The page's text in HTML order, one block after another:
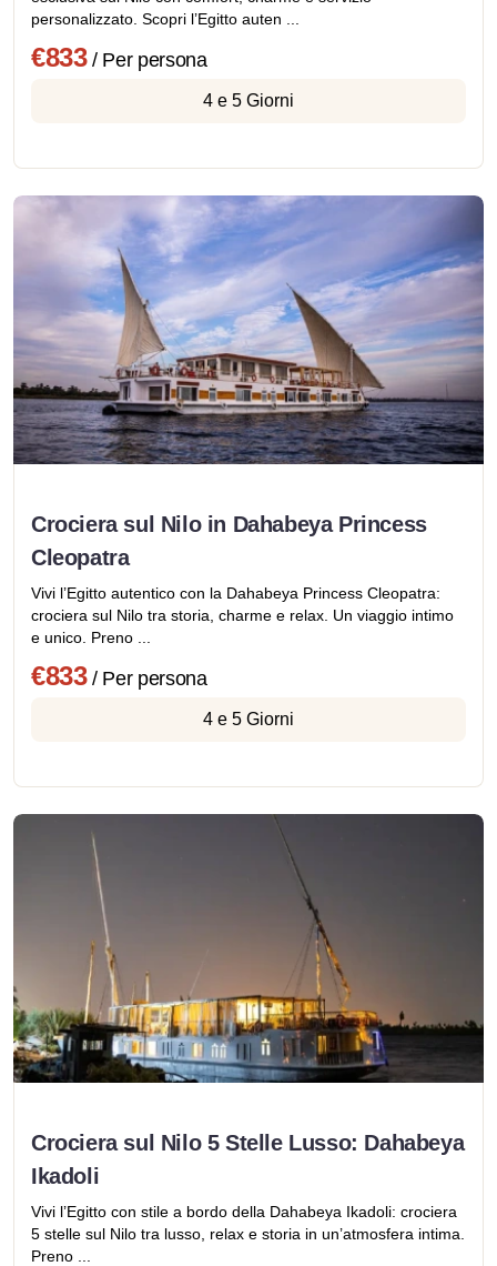
personalizzato. Scopri l’Egitto auten ...
€833/ Per persona
4 e 5 Giorni
Crociera sul Nilo in Dahabeya Princess
Cleopatra
Vivi l’Egitto autentico con la Dahabeya Princess Cleopatra:
crociera sul Nilo tra storia, charme e relax. Un viaggio intimo
e unico. Preno ...
€833/ Per persona
4 e 5 Giorni
Crociera sul Nilo 5 Stelle Lusso: Dahabeya
Ikadoli
Vivi l’Egitto con stile a bordo della Dahabeya Ikadoli: crociera
5 stelle sul Nilo tra lusso, relax e storia in un’atmosfera intima.
Preno ...